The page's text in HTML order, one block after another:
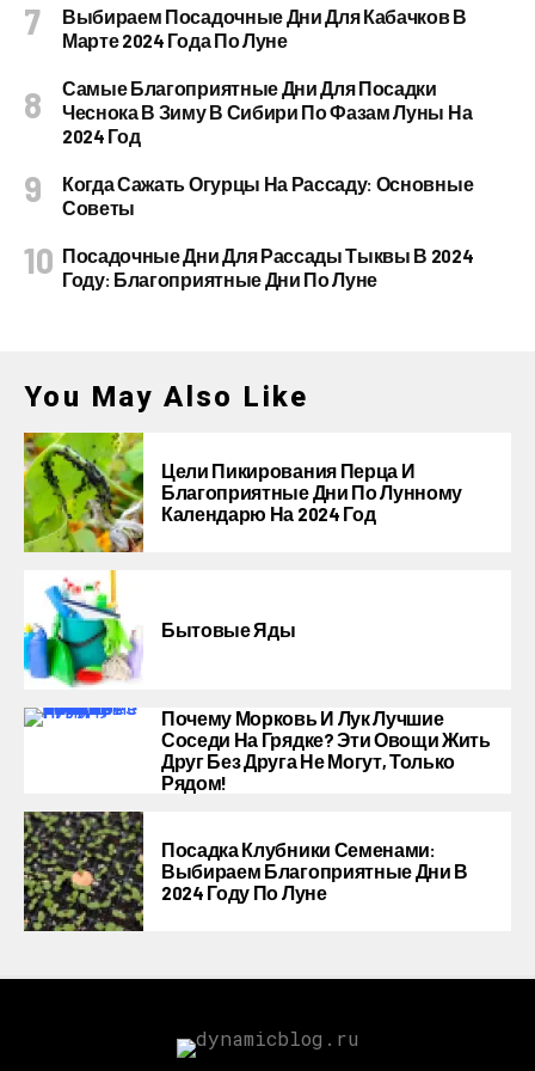
Выбираем Посадочные Дни Для Кабачков В
Марте 2024 Года По Луне
Самые Благоприятные Дни Для Посадки
Чеснока В Зиму В Сибири По Фазам Луны На
2024 Год
Когда Сажать Огурцы На Рассаду: Основные
Советы
Посадочные Дни Для Рассады Тыквы В 2024
Году: Благоприятные Дни По Луне
You May Also Like
Цели Пикирования Перца И
Благоприятные Дни По Лунному
Календарю На 2024 Год
Бытовые Яды
Почему Морковь И Лук Лучшие
Соседи На Грядке? Эти Овощи Жить
Друг Без Друга Не Могут, Только
Рядом!
Посадка Клубники Семенами:
Выбираем Благоприятные Дни В
2024 Году По Луне